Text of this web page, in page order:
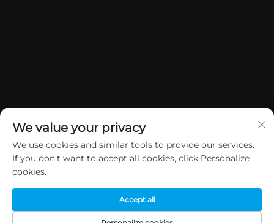
Copyright © 2026 China Dongguan Yuan Jie Gifts & Crafts Co., Ltd.
We value your privacy
We use cookies and similar tools to provide our services.
If you don't want to accept all cookies, click Personalize
cookies.
Accept all